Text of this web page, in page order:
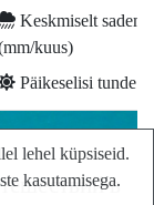
Keskmiselt
kuus)
Päikeselisi tunde
в
lehel küpsiseid.
kasutamisega.